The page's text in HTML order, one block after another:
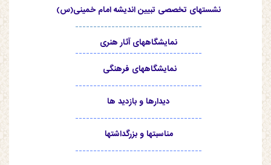
نشستهای تخصصی تبیین اندیشه امام خمینی(س)
-----------------------------------
نمایشگاههای آثار هنری
-----------------------------------
نمایشگاههای فرهنگی
-----------------------------------
دیدارها و بازدید ها
-----------------------------------
مناسبتها و بزرگداشتها
-----------------------------------